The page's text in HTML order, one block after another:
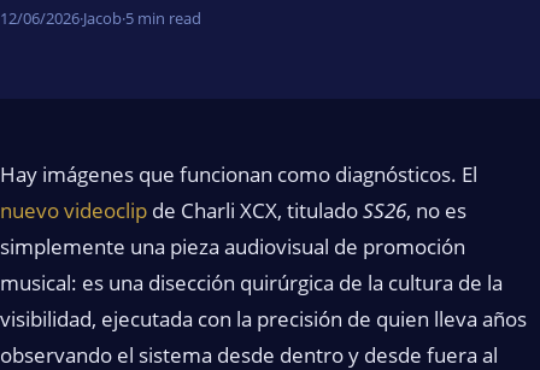
12/06/2026·Jacob·5 min read
Hay imágenes que funcionan como diagnósticos. El
nuevo videoclip de Charli XCX, tituladoSS26, no es
simplemente una pieza audiovisual de promoción
musical: es una disección quirúrgica de la cultura de la
visibilidad, ejecutada con la precisión de quien lleva años
observando el sistema desde dentro y desde fuera al